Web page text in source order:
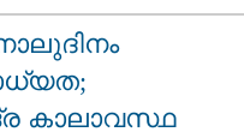
കാലാവസ്ഥ